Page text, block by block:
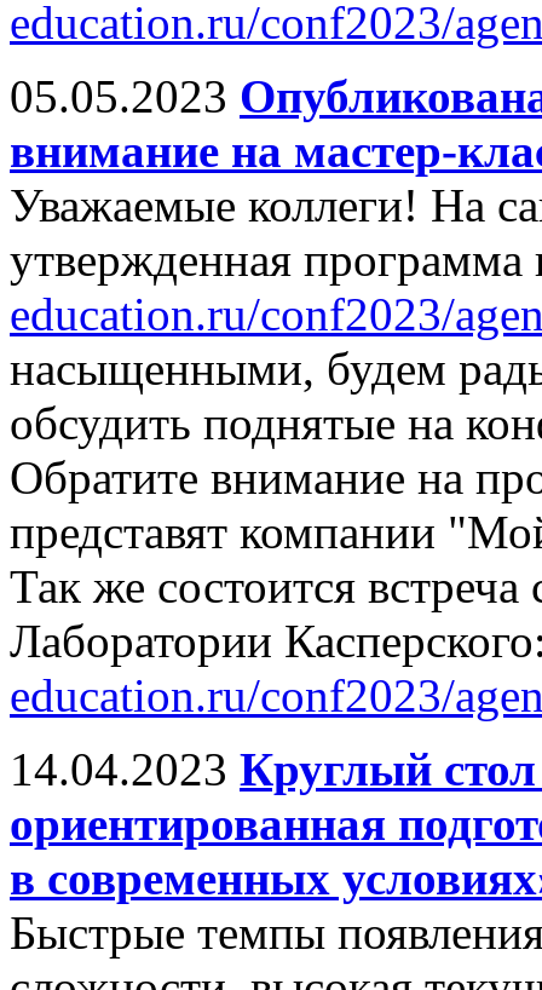
education.ru/conf2023/
05.05.2023
внимание на мастер-
Уважаемые коллеги! На
утвержденная
education.ru/conf2023/
насыщенными, будем
обсудить поднятые на
Обратите внимание на
представят компании
Так же состоится встреча
Лаборатории
education.ru/conf2023/
14.04.2023 Круглый
ориентированная
в современных
Быстрые темпы